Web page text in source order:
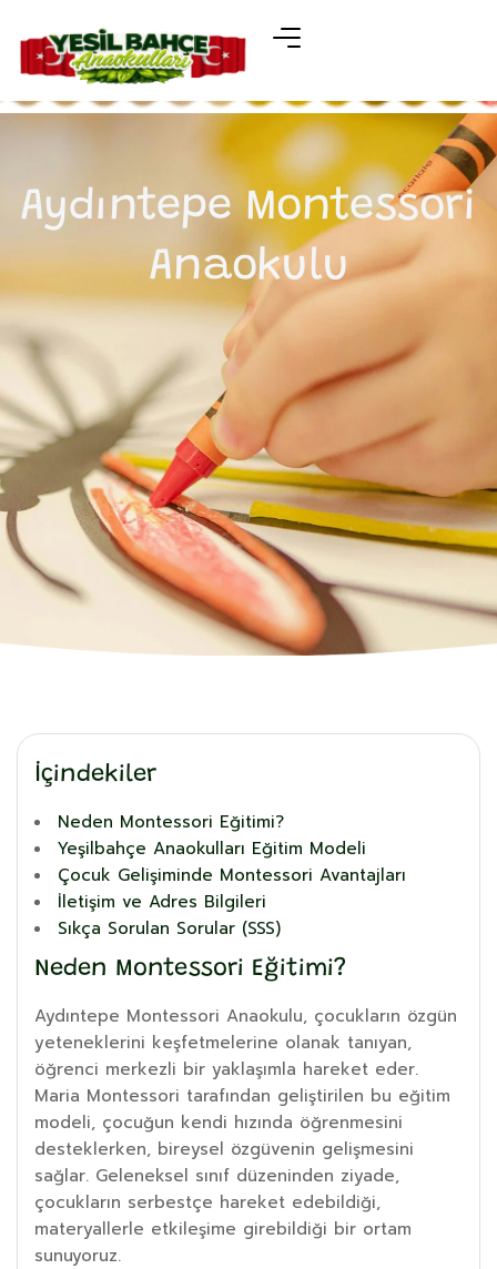
Aydıntepe Montessori
Anaokulu
İçindekiler
Neden Montessori Eğitimi?
Yeşilbahçe Anaokulları Eğitim Modeli
Çocuk Gelişiminde Montessori Avantajları
İletişim ve Adres Bilgileri
Sıkça Sorulan Sorular (SSS)
Neden Montessori Eğitimi?
Aydıntepe Montessori Anaokulu, çocukların özgün
yeteneklerini keşfetmelerine olanak tanıyan,
öğrenci merkezli bir yaklaşımla hareket eder.
Maria Montessori tarafından geliştirilen bu eğitim
modeli, çocuğun kendi hızında öğrenmesini
desteklerken, bireysel özgüvenin gelişmesini
sağlar. Geleneksel sınıf düzeninden ziyade,
çocukların serbestçe hareket edebildiği,
materyallerle etkileşime girebildiği bir ortam
sunuyoruz.